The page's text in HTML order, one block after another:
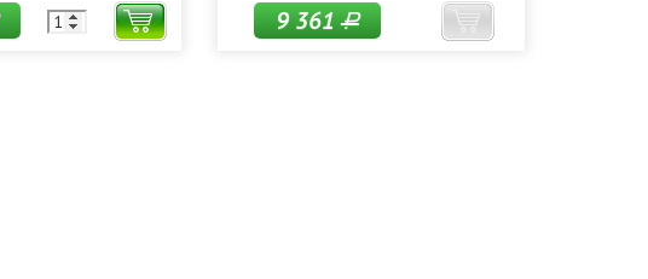
9 361Р